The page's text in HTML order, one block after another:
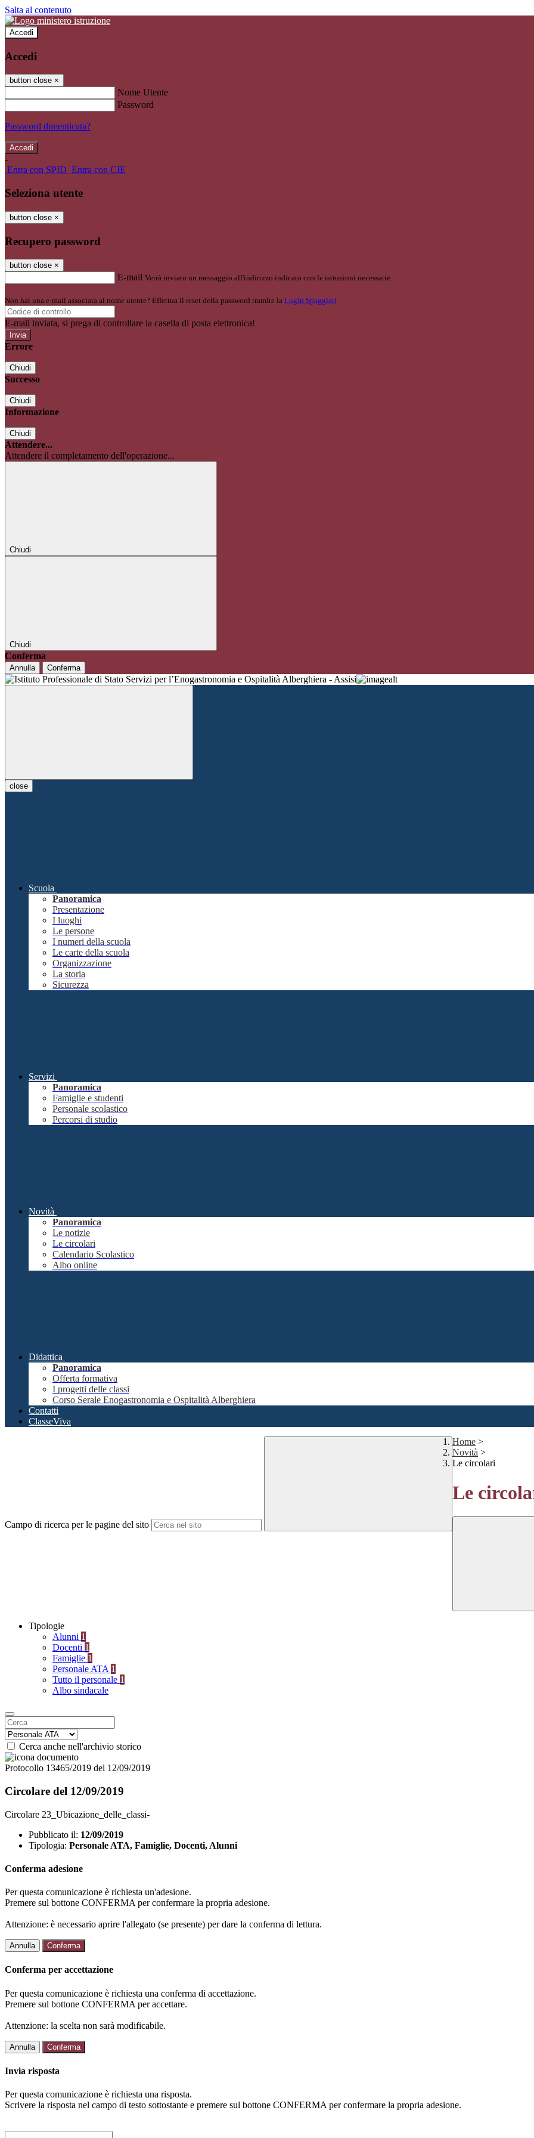
Salta al contenuto
Accedi
Accedi
button close ×
Nome Utente
Password
Password dimenticata?
-
Entra con SPID Entra con CIE
Seleziona utente
button close ×
Recupero password
button close ×
E-mail Verrà inviato un messaggio all'indirizzo indicato con le istruzioni necessarie.
Non hai una e-mail associata al nome utente? Effettua il reset della password tramite la Login Spaggiari
E-mail inviata, si prega di controllare la casella di posta elettronica!
Errore
Chiudi
Successo
Chiudi
Informazione
Chiudi
Attendere...
Attendere il completamento dell'operazione...
Chiudi
Chiudi
Conferma
Annulla Conferma
close
Scuola
Panoramica
Presentazione
I luoghi
Le persone
I numeri della scuola
Le carte della scuola
Organizzazione
La storia
Sicurezza
Servizi
Panoramica
Famiglie e studenti
Personale scolastico
Percorsi di studio
Novità
Panoramica
Le notizie
Le circolari
Calendario Scolastico
Albo online
Didattica
Panoramica
Offerta formativa
I progetti delle classi
Corso Serale Enogastronomia e Ospitalità Alberghiera
Contatti
ClasseViva
Campo di ricerca per le pagine del sito
Home >
Novità >
Le circolari
Le
Tipologie
Alunni 1
Docenti 1
Famiglie 1
Personale ATA 1
Tutto il personale 1
Albo sindacale
Cerca anche nell'archivio storico
Protocollo 13465/2019 del 12/09/2019
Circolare del 12/09/2019
Circolare 23_Ubicazione_delle_classi-
Pubblicato il: 12/09/2019
Tipologia: Personale ATA, Famiglie, Docenti, Alunni
Conferma adesione
Per questa comunicazione è richiesta un'adesione.
Premere sul bottone CONFERMA per confermare la propria adesione.
Attenzione: è necessario aprire l'allegato (se presente) per dare la conferma di lettura.
Annulla Conferma
Conferma per accettazione
Per questa comunicazione è richiesta una conferma di accettazione.
Premere sul bottone CONFERMA per accettare.
Attenzione: la scelta non sarà modificabile.
Annulla Conferma
Invia risposta
Per questa comunicazione è richiesta una risposta.
Scrivere la risposta nel campo di testo sottostante e premere sul bottone CONFERMA per confermare la propria adesione.